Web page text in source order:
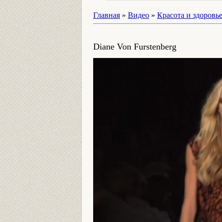
Главная » Видео » Красота и здоровье
Diane Von Furstenberg